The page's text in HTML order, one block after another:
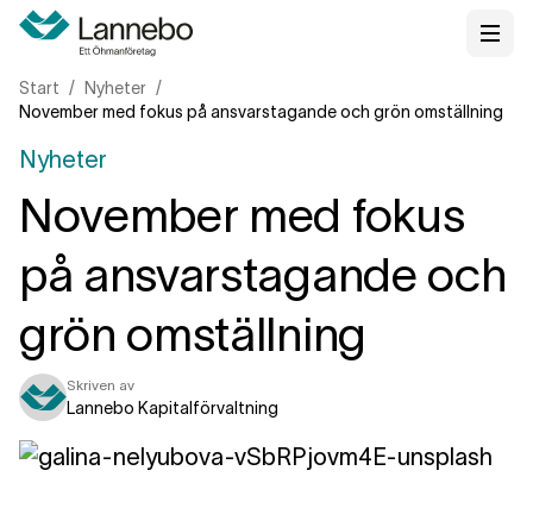
Start
Nyheter
November med fokus på ansvarstagande och grön omställning
Nyheter
November med fokus
på ansvarstagande och
grön omställning
Skriven av
Lannebo Kapitalförvaltning